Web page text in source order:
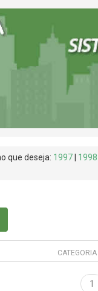
que deseja: 1997 1998
1